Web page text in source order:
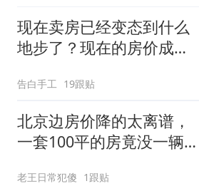
现在卖房已经变态到什么
地步了？现在的房价成笑
告白手工 19跟贴
北京边房价降的太离谱，
一套100平的房竟没一辆
老王日常犯傻 1跟贴